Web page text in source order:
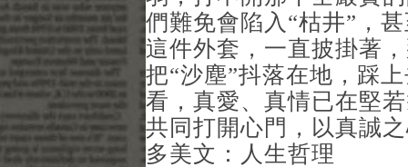
們難免會陷入“枯井”，
這件外套，一直披掛著
把“沙塵”抖落在地，踩
看，真愛、真情已在堅
共同打開心門，以真誠
多美文：人生哲理